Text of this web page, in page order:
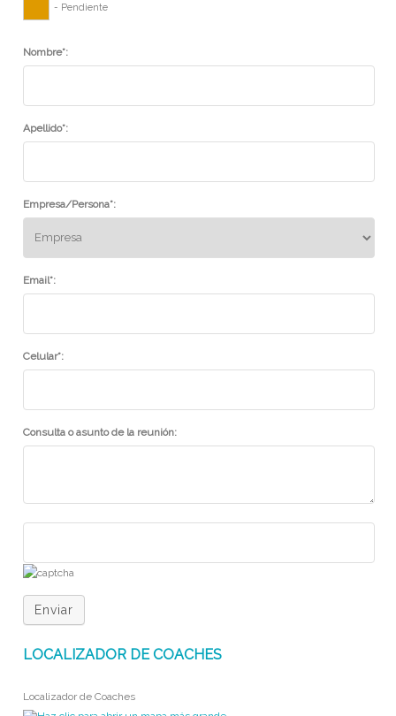
- Pendiente
Nombre*:
Apellido*:
Empresa/Persona*:
Email*:
Celular*:
Consulta o asunto de la reunión:
Enviar
LOCALIZADOR DE COACHES
Localizador de Coaches